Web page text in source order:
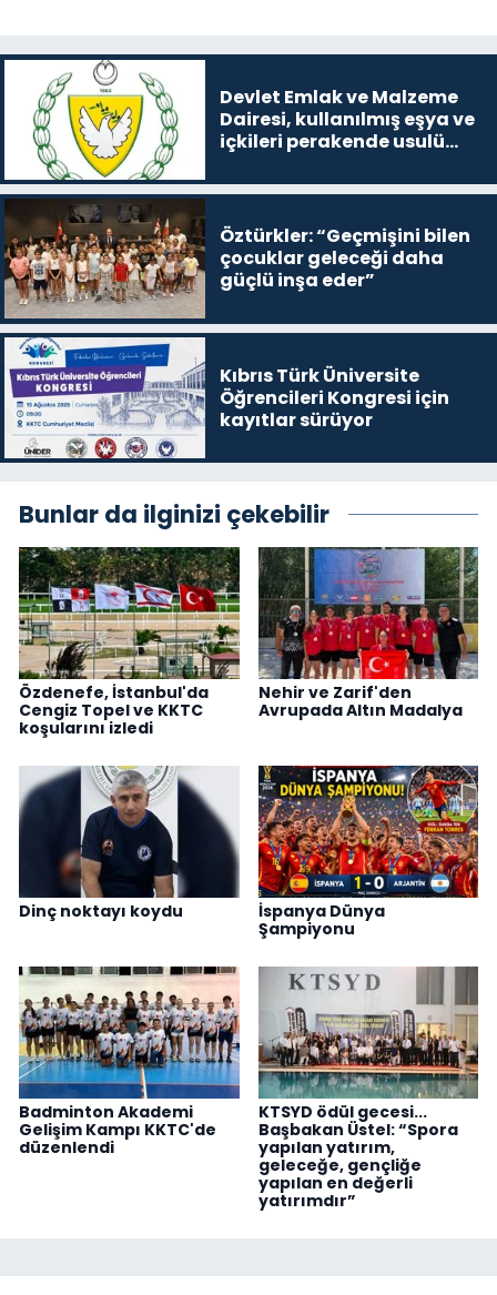
Devlet Emlak ve Malzeme
Dairesi, kullanılmış eşya ve
içkileri perakende usulü
Öztürkler: “Geçmişini bilen
çocuklar geleceği daha
güçlü inşa eder”
Kıbrıs Türk Üniversite
Öğrencileri Kongresi için
kayıtlar sürüyor
Bunlar da ilginizi çekebilir
Özdenefe, İstanbul'da
Cengiz Topel ve KKTC
koşularını izledi
Nehir ve Zarif'den
Avrupada Altın Madalya
Dinç noktayı koydu
İspanya Dünya
Şampiyonu
Badminton Akademi
Gelişim Kampı KKTC'de
düzenlendi
KTSYD ödül gecesi...
Başbakan Üstel: “Spora
yapılan yatırım,
geleceğe, gençliğe
yapılan en değerli
yatırımdır”